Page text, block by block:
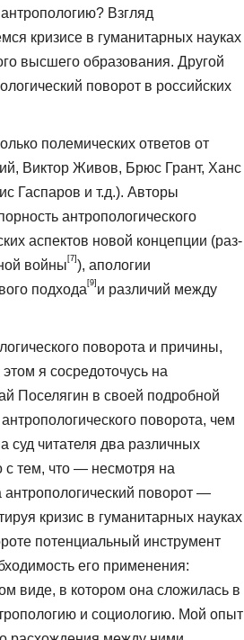
Взгляд
кри­зисе в гуманитарных науках
высшего образования. Другой
поворот в российских
полемиче­ских ответов от
Виктор Живов, Брюс Грант, Ханс
Гаспаров и т.д.). Авторы
антропологического
аспектов новой концепции (раз­
войны [7] ), апо­логии
подхода [9] и различий между
пово­рота и причины,
я сосредоточусь на
Поселягин в своей подробной
поворота, чем
суд читателя два различных
с тем, что — несмотря на
поворот —
кризис в гу­манитарных науках
потенциальный инструмент
его применения:
виде, в котором она сложилась в
и социологию. Мой опыт